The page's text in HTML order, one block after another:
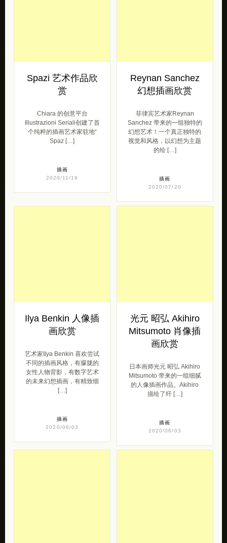
Spazi 艺术作品欣
赏
Chiara 的创意平台
Illustrazioni Seriali创建了首
个纯粹的插画艺术家驻地“
Spaz […]
插画
2020/11/19
Reynan Sanchez
幻想插画欣赏
菲律宾艺术家Reynan
Sanchez 带来的一组独特的
幻想艺术！一个真正独特的
视觉和风格，以幻想为主题
的绘 […]
插画
2020/07/20
Ilya Benkin 人像插
画欣赏
艺术家Ilya Benkin 喜欢尝试
不同的插画风格，有朦胧的
女性人物背影，有数字艺术
的未来幻想插画，有精致细
[…]
插画
2020/06/03
光元 昭弘 Akihiro
Mitsumoto 肖像插
画欣赏
日本画师光元 昭弘 Akihiro
Mitsumoto 带来的一组细腻
的人像插画作品。Akihiro
描绘了纤 […]
插画
2020/06/03